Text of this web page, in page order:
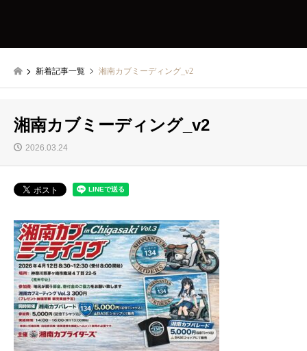
新着記事一覧 湘南カブミーディング_v2
湘南カブミーディング_v2
2026.03.24